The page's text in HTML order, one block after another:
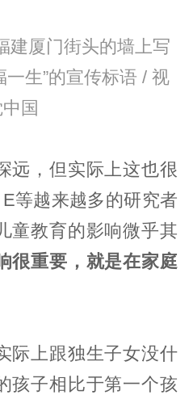
建厦门街头的墙上写
一生”的宣传标语 / 视
国
远，但实际上这也很
等越来越多的研究者
童教育的影响微乎其
很重要，就是在家庭
际上跟独生子女没什
孩子相比于第一个孩